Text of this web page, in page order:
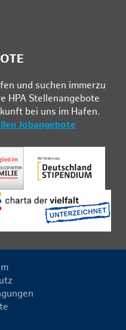
und su­chen im­mer­zu
HPA Stel­len­an­ge­bo­te
bei uns im Ha­fen.
Jobangebote